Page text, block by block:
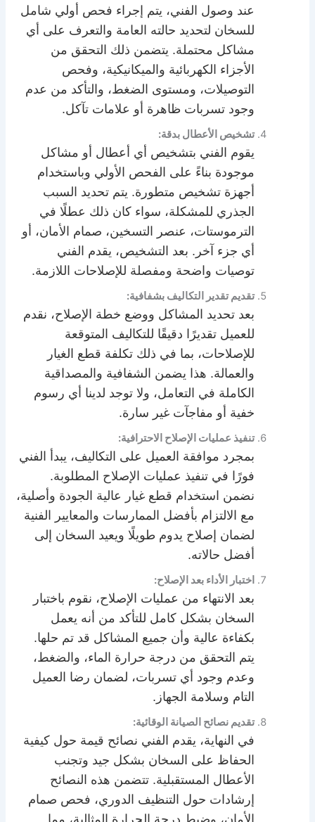
عند وصول الفني، يتم إجراء فحص أولي شامل
للسخان لتحديد حالته العامة والتعرف على أي
مشاكل محتملة. يتضمن ذلك التحقق من
الأجزاء الكهربائية والميكانيكية، وفحص
التوصيلات، ومستوى الضغط، والتأكد من عدم
وجود تسربات ظاهرة أو علامات تآكل.
تشخيص الأعطال بدقة:
يقوم الفني بتشخيص أي أعطال أو مشاكل
موجودة بناءً على الفحص الأولي وباستخدام
أجهزة تشخيص متطورة. يتم تحديد السبب
الجذري للمشكلة، سواء كان ذلك عطلًا في
الترموستات، عنصر التسخين، صمام الأمان، أو
أي جزء آخر. بعد التشخيص، يقدم الفني
توصيات واضحة ومفصلة للإصلاحات اللازمة.
تقديم تقدير التكاليف بشفافية:
بعد تحديد المشاكل ووضع خطة الإصلاح، نقدم
للعميل تقديرًا دقيقًا للتكاليف المتوقعة
للإصلاحات، بما في ذلك تكلفة قطع الغيار
والعمالة. هذا يضمن الشفافية والمصداقية
الكاملة في التعامل، ولا توجد لدينا أي رسوم
خفية أو مفاجآت غير سارة.
تنفيذ عمليات الإصلاح الاحترافية:
بمجرد موافقة العميل على التكاليف، يبدأ الفني
فورًا في تنفيذ عمليات الإصلاح المطلوبة.
نضمن استخدام قطع غيار عالية الجودة وأصلية،
مع الالتزام بأفضل الممارسات والمعايير الفنية
لضمان إصلاح يدوم طويلًا ويعيد السخان إلى
أفضل حالاته.
اختبار الأداء بعد الإصلاح:
بعد الانتهاء من عمليات الإصلاح، نقوم باختبار
السخان بشكل كامل للتأكد من أنه يعمل
بكفاءة عالية وأن جميع المشاكل قد تم حلها.
يتم التحقق من درجة حرارة الماء، والضغط،
وعدم وجود أي تسربات، لضمان رضا العميل
التام وسلامة الجهاز.
تقديم نصائح الصيانة الوقائية:
في النهاية، يقدم الفني نصائح قيمة حول كيفية
الحفاظ على السخان بشكل جيد وتجنب
الأعطال المستقبلية. تتضمن هذه النصائح
إرشادات حول التنظيف الدوري، فحص صمام